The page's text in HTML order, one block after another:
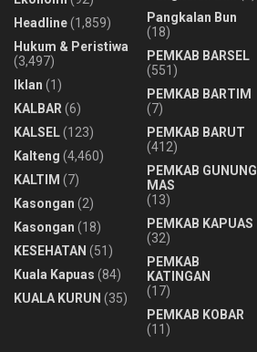
Headline(1,859)
Hukum & Peristiwa
(3,497)
Iklan (1)
KALBAR (6)
KALSEL(123)
Kalteng (4,460)
KALTIM (7)
Kasongan (2)
Kasongan (18)
KESEHATAN (51)
Kuala Kapuas (84)
KUALA KURUN (35)
Pangkalan Bun
(18)
PEMKAB BARSEL
(551)
PEMKAB BARTIM
(7)
PEMKAB BARUT
(412)
PEMKAB GUNUNG
MAS
(13)
PEMKAB KAPUAS
(32)
PEMKAB
KATINGAN
(17)
PEMKAB KOBAR
(11)